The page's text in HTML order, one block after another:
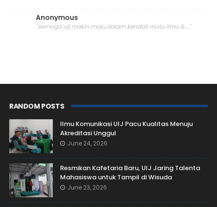
Anonymous
"semoga uij makin maju,dalam kendali mutu ilmu &..."
RANDOM POSTS
Ilmu Komunikasi UIJ Pacu Kualitas Menuju
Akreditasi Unggul
June 24, 2026
Resmikan Kafetaria Baru, UIJ Jaring Talenta
Mahasiswa untuk Tampil di Wisuda
June 23, 2026